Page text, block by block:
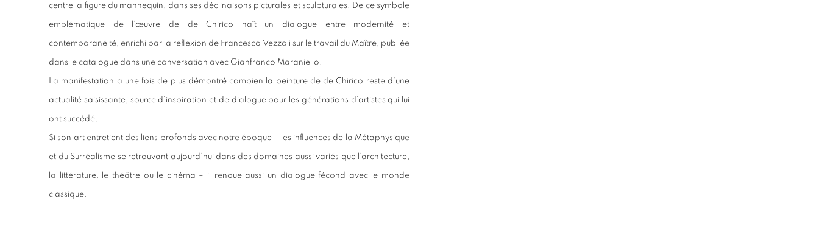
centre la figure du mannequin, dans ses déclinaisons picturales et sculpturales. De ce symbole
emblématique de l’œuvre de de Chirico naît un dialogue entre modernité et
contemporanéité, enrichi par la réflexion de Francesco Vezzoli sur le travail du Maître, publiée
dans le catalogue dans une conversation avec Gianfranco Maraniello.
La manifestation a une fois de plus démontré combien la peinture de de Chirico reste d’une
actualité saisissante, source d’inspiration et de dialogue pour les générations d’artistes qui lui
ont succédé.
Si son art entretient des liens profonds avec notre époque – les influences de la Métaphysique
et du Surréalisme se retrouvant aujourd’hui dans des domaines aussi variés que l’architecture,
la littérature, le théâtre ou le cinéma – il renoue aussi un dialogue fécond avec le monde
classique.